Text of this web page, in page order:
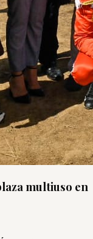
multiuso en